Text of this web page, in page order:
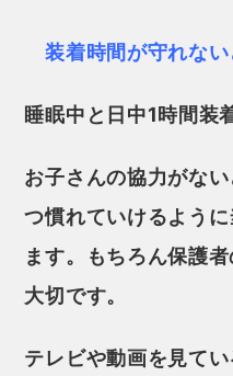
装着時間が守れな
睡眠中と日中1時間装
お子さんの協力がな
つ慣れていけるよう
ます。もちろん保護
大切です。
テレビや動画を見て